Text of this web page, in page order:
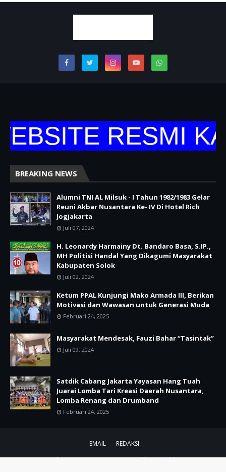
RESMI
BREAKING NEWS
Alumni TNI AL Milsuk - I Tahun 1982/1983 Gelar
Reuni Akbar Nusantara Ke- IV Di Hotel Rich
Jogjakarta
Juli 07, 2024
H. Leonardy Harmainy Dt. Bandaro Basa, S.IP.,
MH Politisi Handal Yang Dikagumi Masyarakat
Kabupaten Solok
Juli 02, 2024
Ketum PPAL Kunjungi Mako Armada III, Berikan
Motivasi dan Wawasan untuk Generasi Muda
Februari 24, 2025
Masyarakat Mendesak, Fauzi Bahar “Tasintak”
Juli 09, 2024
Satdik Cabang Jakarta Yayasan Hang Tuah
Juarai Lomba Tari Kreasi Daerah Nusantara,
Lomba Renang dan Drumband
Februari 24, 2025
EMAIL
REDAKSI
CRAFTED WITH by ZAINAL ABIDIN.BLOGTemplatesYard| DISTRIBUTED